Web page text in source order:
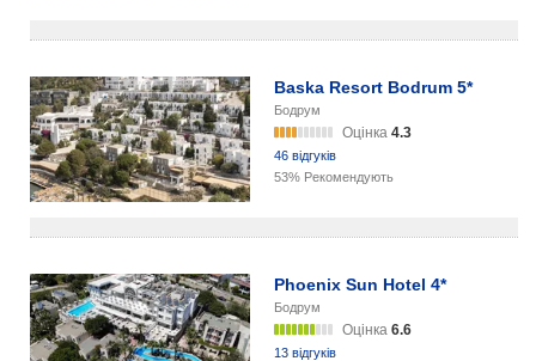
Baska Resort Bodrum 5*
Бодрум
Оцінка 4.3
46 відгуків
53% Рекомендують
Phoenix Sun Hotel 4*
Бодрум
Оцінка 6.6
13 відгуків